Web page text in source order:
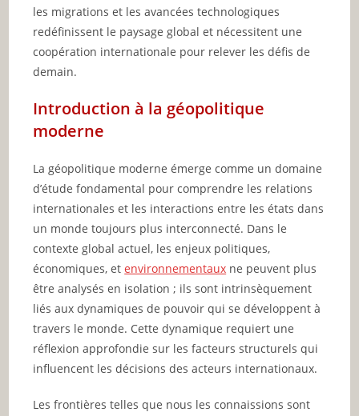
les migrations et les avancées technologiques
redéfinissent le paysage global et nécessitent une
coopération internationale pour relever les défis de
demain.
Introduction à la géopolitique
moderne
La géopolitique moderne émerge comme un domaine
d’étude fondamental pour comprendre les relations
internationales et les interactions entre les états dans
un monde toujours plus interconnecté. Dans le
contexte global actuel, les enjeux politiques,
économiques, etenvironnementaux ne peuvent plus
être analysés en isolation ; ils sont intrinsèquement
liés aux dynamiques de pouvoir qui se développent à
travers le monde. Cette dynamique requiert une
réflexion approfondie sur les facteurs structurels qui
influencent les décisions des acteurs internationaux.
Les frontières telles que nous les connaissions sont